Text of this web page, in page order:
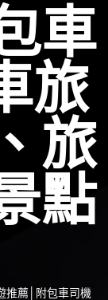
車
旅
旅
點
推薦│附包車司機